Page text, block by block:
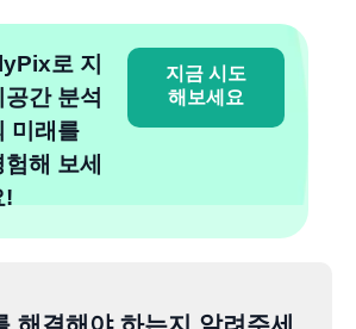
로 지
공간 분석
미래를
험해 보세
!
지금 시도
해보세요